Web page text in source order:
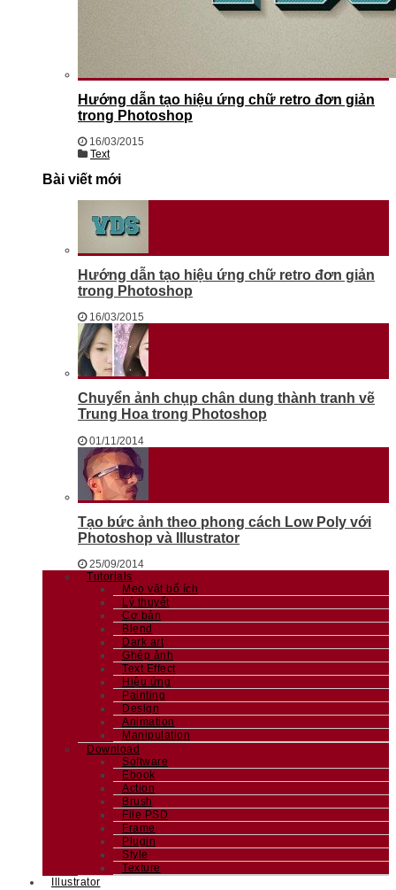
Hướng dẫn tạo hiệu ứng chữ retro đơn giản
trong Photoshop
16/03/2015
Text
Bài viết mới
Hướng dẫn tạo hiệu ứng chữ retro đơn giản
trong Photoshop
16/03/2015
Chuyển ảnh chụp chân dung thành tranh vẽ
Trung Hoa trong Photoshop
01/11/2014
Tạo bức ảnh theo phong cách Low Poly với
Photoshop và Illustrator
25/09/2014
Tutorials
Mẹo vặt bổ ích
Lý thuyết
Cơ bản
Blend
Dark art
Ghép ảnh
Text Effect
Hiệu ứng
Painting
Design
Animation
Manipulation
Download
Software
Ebook
Action
Brush
File PSD
Frame
Plugin
Style
Texture
Illustrator